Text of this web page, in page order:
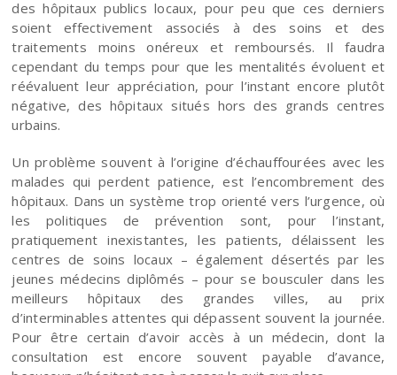
des hôpitaux publics locaux, pour peu que ces derniers
soient effectivement associés à des soins et des
traitements moins onéreux et remboursés. Il faudra
cependant du temps pour que les mentalités évoluent et
réévaluent leur appréciation, pour l’instant encore plutôt
négative, des hôpitaux situés hors des grands centres
urbains.
Un problème souvent à l’origine d’échauffourées avec les
malades qui perdent patience, est l’encombrement des
hôpitaux. Dans un système trop orienté vers l’urgence, où
les politiques de prévention sont, pour l’instant,
pratiquement inexistantes, les patients, délaissent les
centres de soins locaux – également désertés par les
jeunes médecins diplômés – pour se bousculer dans les
meilleurs hôpitaux des grandes villes, au prix
d’interminables attentes qui dépassent souvent la journée.
Pour être certain d’avoir accès à un médecin, dont la
consultation est encore souvent payable d’avance,